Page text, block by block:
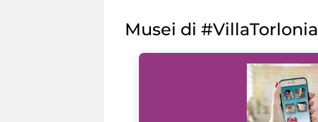
Musei di #VillaTorlonia